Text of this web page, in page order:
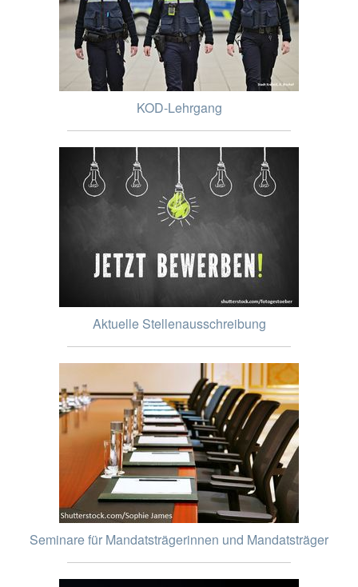
KOD-Lehrgang
Aktuelle Stellenausschreibung
Seminare für Mandatsträgerinnen und Mandatsträger